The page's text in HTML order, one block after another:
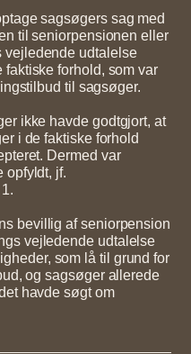
sagsøgers sag med
til seniorpensionen eller
vejledende udtalelse
forhold, som var
til sagsøger.
ikke havde godtgjort, at
i de faktiske forhold
Dermed var
opfyldt, jf.
bevillig af seniorpension
vejledende udtalelse
som lå til grund for
og sagsøger allerede
havde søgt om